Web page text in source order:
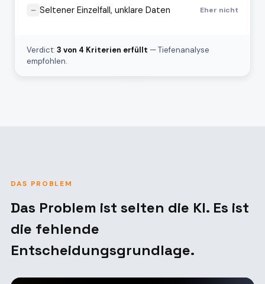
Seltener Einzelfall, unklare Daten Eher nicht
Verdict: 3 von 4 Kriterien erfüllt — Tiefenanalyse
empfohlen.
DAS PROBLEM
Das Problem ist selten die KI. Es ist
die fehlende
Entscheidungsgrundlage.